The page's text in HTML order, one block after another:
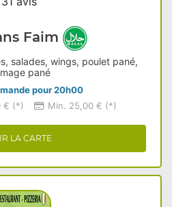
Faim
salades, wings, poulet pané,
pané
pour 20h00
€ (*) Min. 25,00 € (*)
LA CARTE